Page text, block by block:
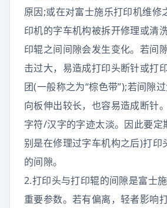
原因;或在对富士施乐打印机维修
印机的字车机构被拆开修理或清
印辊之间间隙会发生变化。若间
击过大，易造成打印头断针或打
团(一般称之为“棕色带”);若间隙
向板伸出较长，也容易造成断针
字符/汉字的字迹太淡。因此要定
别是在修理过字车机构之后)打印
的间隙。
2.打印头与打印辊的间隙是富士
重要参数。若有偏离，轻者影响